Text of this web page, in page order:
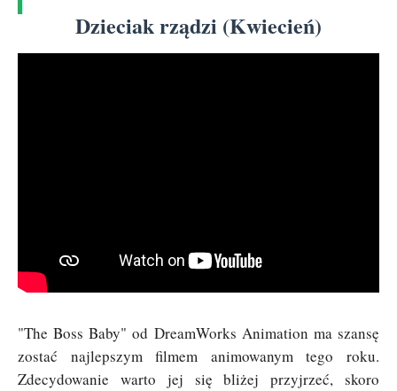
Dzieciak rządzi (Kwiecień)
"The Boss Baby" od DreamWorks Animation ma szansę
zostać najlepszym filmem animowanym tego roku.
Zdecydowanie warto jej się bliżej przyjrzeć, skoro